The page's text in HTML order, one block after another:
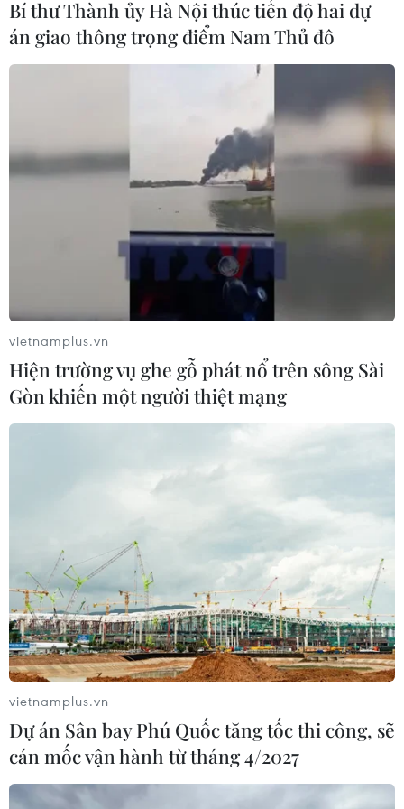
Khởi tố thêm 6 đối tượng vụ lập
Vận chuyển quá cảnh hàng giả và
xâm phạm sở hữu trí tuệ diễn biến
24 năm tù cho đôi vợ chồng tổ chức
“bay lắc” trong quán karaoke
05/08/2026 13:41
CƠ QUAN CHỦ QUẢN: THÔNG TẤN XÃ VIỆT NAM
Tổng Biên tập: TRẦN TIẾN DUẨN
Phó Tổng Biên tập: NGUYỄN THỊ TÁM, KHÚC THANH
THỦY
Sở hữu trí tuệ
Quy định sử dụng
RSS
Hỗ trợ
Ngôn ngữ
TTXVN
Bí thư Thành ủy Hà Nội thúc tiến độ hai dự
án giao thông trọng điểm Nam Thủ đô
vietnamplus.vn
Hiện trường vụ ghe gỗ phát nổ trên sông Sài
Gòn khiến một người thiệt mạng
vietnamplus.vn
Dự án Sân bay Phú Quốc tăng tốc thi công, sẽ
cán mốc vận hành từ tháng 4/2027